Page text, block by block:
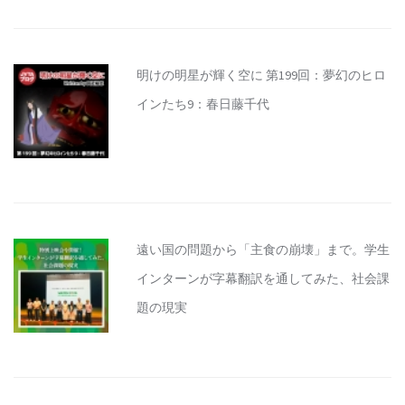
明けの明星が輝く空に 第199回：夢幻のヒロ
インたち9：春日藤千代
遠い国の問題から「主食の崩壊」まで。学生
インターンが字幕翻訳を通してみた、社会課
題の現実